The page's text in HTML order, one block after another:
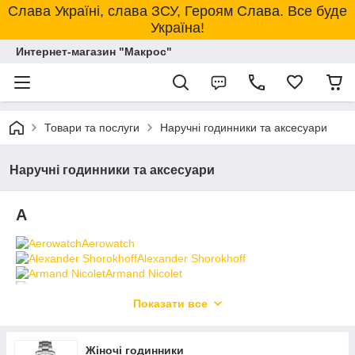
Слава Україні, слава ЗСУ, Героям Слава. Все буде
Україна!
Интернет-магазин "Макрос"
Товари та послуги Наручні годинники та аксесуари
Наручні годинники та аксесуари
A
Aerowatch
Alexander Shorokhoff
Armand Nicolet
Показати все
Жіночі годинники